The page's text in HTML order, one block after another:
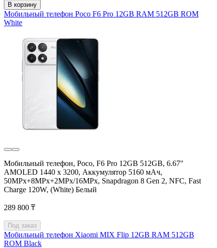
В корзину
Мобильный телефон Poco F6 Pro 12GB RAM 512GB ROM
White
Мобильный телефон, Poco, F6 Pro 12GB 512GB, 6.67"
AMOLED 1440 х 3200, Аккумулятор 5160 мАч,
50MPx+8MPx+2MPx/16MPx, Snapdragon 8 Gen 2, NFC, Fast
Charge 120W, (White) Белый
289 800 ₸
Под заказ
Мобильный телефон Xiaomi MIX Flip 12GB RAM 512GB
ROM Black